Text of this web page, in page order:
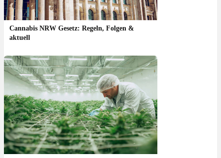
Cannabis NRW Gesetz: Regeln, Folgen &
aktuell